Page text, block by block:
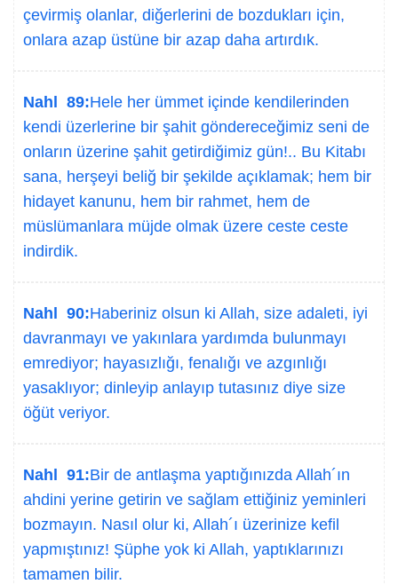
çevirmiş olanlar, diğerlerini de bozdukları için,
onlara azap üstüne bir azap daha artırdık.
Nahl 89:Hele her ümmet içinde kendilerinden
kendi üzerlerine bir şahit göndereceğimiz seni de
onların üzerine şahit getirdiğimiz gün!.. Bu Kitabı
sana, herşeyi beliğ bir şekilde açıklamak; hem bir
hidayet kanunu, hem bir rahmet, hem de
müslümanlara müjde olmak üzere ceste ceste
indirdik.
Nahl 90:Haberiniz olsun ki Allah, size adaleti, iyi
davranmayı ve yakınlara yardımda bulunmayı
emrediyor; hayasızlığı, fenalığı ve azgınlığı
yasaklıyor; dinleyip anlayıp tutasınız diye size
öğüt veriyor.
Nahl 91:Bir de antlaşma yaptığınızda Allah´ın
ahdini yerine getirin ve sağlam ettiğiniz yeminleri
bozmayın. Nasıl olur ki, Allah´ı üzerinize kefil
yapmıştınız! Şüphe yok ki Allah, yaptıklarınızı
tamamen bilir.